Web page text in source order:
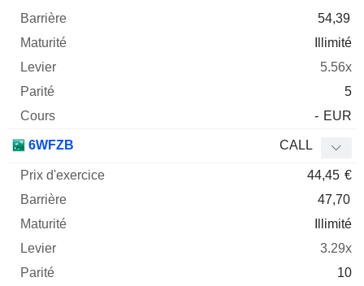
54,39
Illimité
5.56x
5
- EUR
6WFZB CALL
44,45 €
47,70
Illimité
3.29x
10